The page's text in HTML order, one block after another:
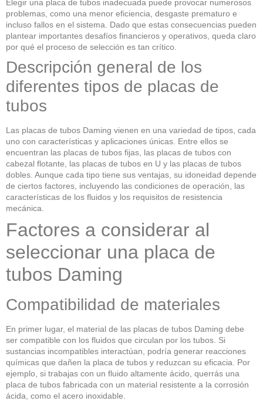
Elegir una placa de tubos inadecuada puede provocar numerosos
problemas, como una menor eficiencia, desgaste prematuro e
incluso fallos en el sistema. Dado que estas consecuencias pueden
plantear importantes desafíos financieros y operativos, queda claro
por qué el proceso de selección es tan crítico.
Descripción general de los
diferentes tipos de placas de
tubos
Las placas de tubos Daming vienen en una variedad de tipos, cada
uno con características y aplicaciones únicas. Entre ellos se
encuentran las placas de tubos fijas, las placas de tubos con
cabezal flotante, las placas de tubos en U y las placas de tubos
dobles. Aunque cada tipo tiene sus ventajas, su idoneidad depende
de ciertos factores, incluyendo las condiciones de operación, las
características de los fluidos y los requisitos de resistencia
mecánica.
Factores a considerar al
seleccionar una placa de
tubos Daming
Compatibilidad de materiales
En primer lugar, el material de las placas de tubos Daming debe
ser compatible con los fluidos que circulan por los tubos. Si
sustancias incompatibles interactúan, podría generar reacciones
químicas que dañen la placa de tubos y reduzcan su eficacia. Por
ejemplo, si trabajas con un fluido altamente ácido, querrás una
placa de tubos fabricada con un material resistente a la corrosión
ácida, como el acero inoxidable.